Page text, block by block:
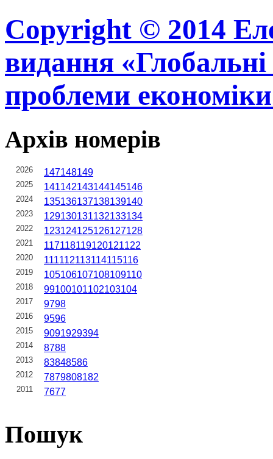
Copyright © 2014
видання «Глобальні
проблеми
Архів номерів
2026 147148149
2025 141142143144145146
2024 135136137138139140
2023 129130131132133134
2022 123124125126127128
2021 117118119120121122
2020 111112113114115116
2019 105106107108109110
2018 99100101102103104
2017 9798
2016 9596
2015 9091929394
2014 8788
2013 83848586
2012 7879808182
2011 7677
Пошук